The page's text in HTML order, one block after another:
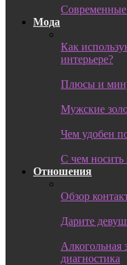
Современные
Мода
Как
интерьере?
Плюсы и
Мужские
Чем удобен
С чем носить
Отношения
Обзор
Дарите
Алкогольная
диагностика